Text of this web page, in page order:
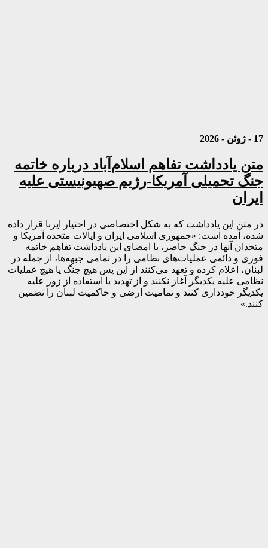
17 - ژوئن - 2026
متن یادداشت تفاهم اسلام‌آباد درباره خاتمه
جنگ تحمیلی آمریکا-رژیم صهیونیستی علیه
ایران
در متن این یادداشت که به شکل اختصاصی در اختیار ایرنا قرار داده
شده، آمده است: «جمهوری اسلامی ایران و ایالات متحده آمریکا و
متحدان آنها در جنگ حاضر، با امضای این یادداشت تفاهم خاتمه
فوری و دائمی عملیات‌های نظامی را در تمامی جبهه‌ها، از جمله در
لبنان، اعلام کرده و تعهد می‌کنند از این پس هیچ جنگ یا هیچ عملیات
نظامی علیه یکدیگر آغاز نکنند و از تهدید یا استفاده از زور علیه
یکدیگر خودداری کنند و تمامیت ارضی و حاکمیت لبنان را تضمین
کنند.»